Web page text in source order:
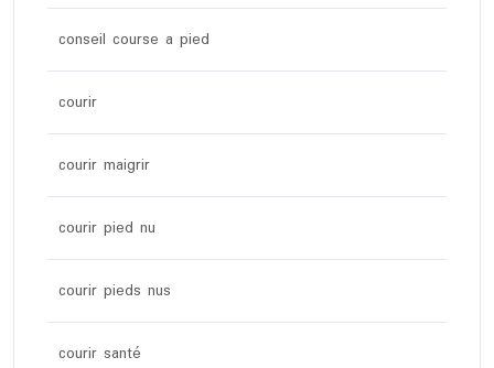
conseil course a pied
courir
courir maigrir
courir pied nu
courir pieds nus
courir santé